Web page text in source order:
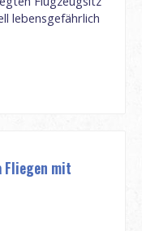
lebensgefährlich
Fliegen mit